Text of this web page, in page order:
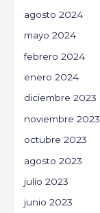
agosto 2024
mayo 2024
febrero 2024
enero 2024
diciembre 2023
noviembre 2023
octubre 2023
agosto 2023
julio 2023
junio 2023